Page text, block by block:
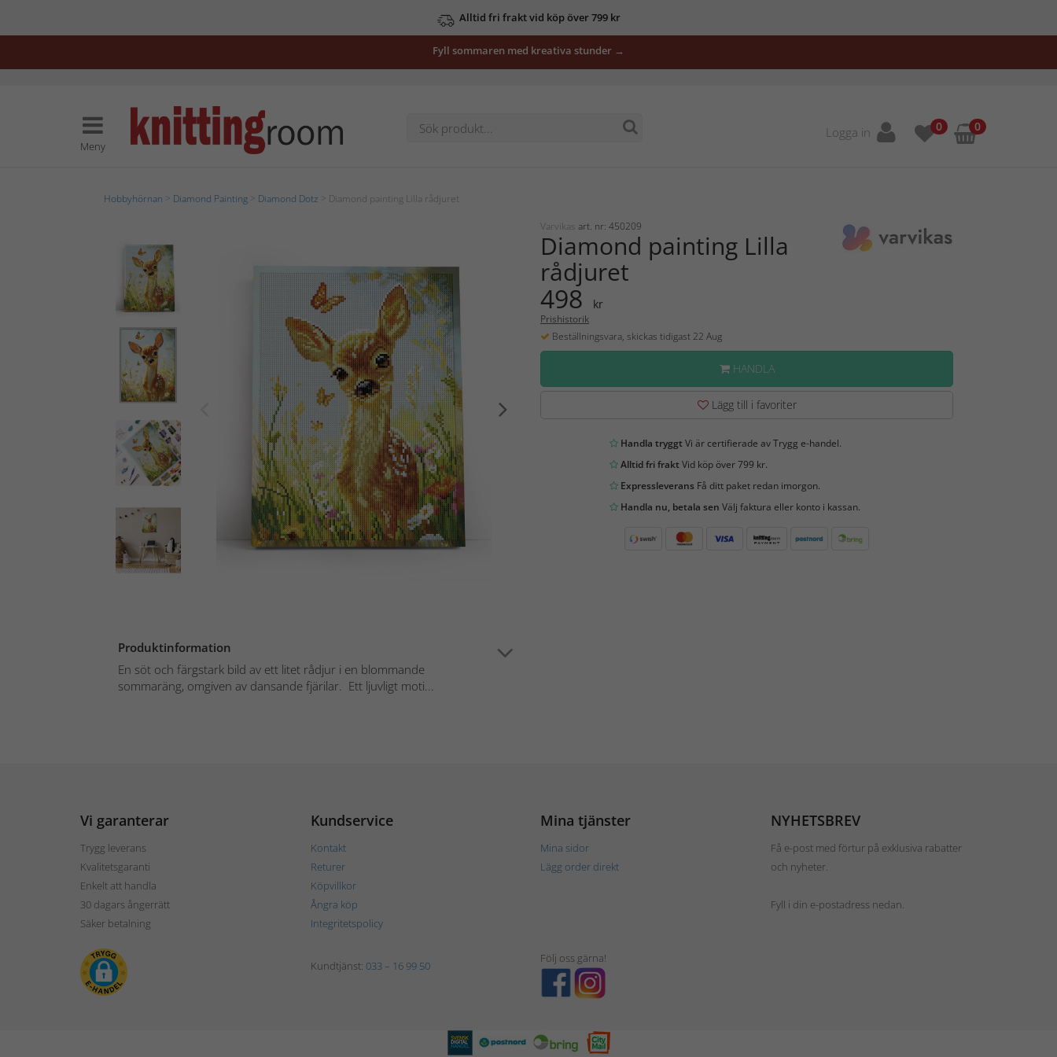
Alltid fri frakt vid köp över 799 kr
Fyll sommaren med kreativa stunder →
Meny
Logga in 0 0
Hobbyhörnan Diamond Painting Diamond Dotz > Diamond painting Lilla rådjuret
Produktinformation
En söt och färgstark bild av ett litet rådjur i en blommande
sommaräng, omgiven av dansande fjärilar. Ett ljuvligt moti...
Varvikas art. nr: 450209
Diamond painting Lilla
rådjuret
498 kr
Prishistorik
Beställningsvara, skickas tidigast 22 Aug
HANDLA
Lägg till i favoriter
Handla tryggtVi är certifierade av Trygg e-handel.
Alltid fri fraktVid köp över 799 kr.
ExpressleveransFå ditt paket redan imorgon.
Handla nu, betala sen Välj faktura eller konto i kassan.
Vi garanterar
Trygg leverans
Kvalitetsgaranti
Enkelt att handla
30 dagars ångerrätt
Säker betalning
Kundservice
Kontakt
Returer
Köpvillkor
Ångra köp
Integritetspolicy
Mina tjänster
Mina sidor
Lägg order direkt
NYHETSBREV
Få e-post med förtur på exklusiva rabatter
och nyheter.
Fyll i din e-postadress nedan.
Kundtjänst: 033 – 16 99 50
Följ oss gärna!